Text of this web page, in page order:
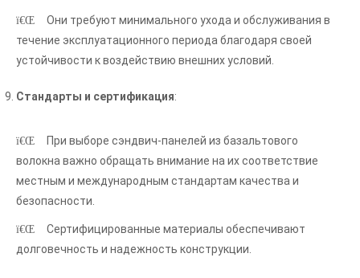
Они требуют минимального ухода и обслуживания в
течение эксплуатационного периода благодаря своей
устойчивости к воздействию внешних условий.
Стандарты и сертификация:
При выборе сэндвич-панелей из базальтового
волокна важно обращать внимание на их соответствие
местным и международным стандартам качества и
безопасности.
Сертифицированные материалы обеспечивают
долговечность и надежность конструкции.